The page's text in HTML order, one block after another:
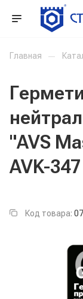
Главная —
"AVS
AVK-
Код товара: